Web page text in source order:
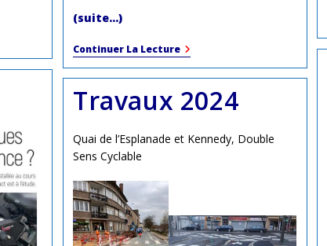
(suite…)
Continuer La LectureVélo
École
Adultes
Travaux 2024
Quai de l’Esplanade et Kennedy, Double
Sens Cyclable